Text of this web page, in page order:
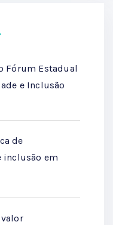
Fórum Estadual
e Inclusão
de
inclusão em